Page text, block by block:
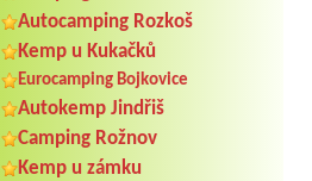
Autocamping Rozkoš
Kemp u Kukačků
Eurocamping Bojkovice
Autokemp Jindřiš
Camping Rožnov
Kemp u zámku
Termín od 2026-08-06 |
Ostrov Malá Skála
1 place for family tent with electricity